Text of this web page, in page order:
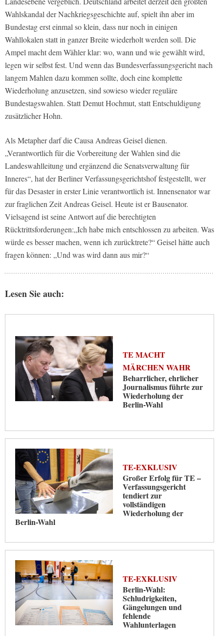
Wahlskandal der Nachkriegsgeschichte auf, spielt ihn aber im
Bundestag erst einmal so klein, dass nur noch in einigen
Wahllokalen statt in ganzer Breite wiederholt werden soll. Die
Ampel macht dem Wähler klar: wo, wann und wie gewählt wird,
legen wir selbst fest. Und wenn das Bundesverfassungsgericht nach
langem Mahlen dazu kommen sollte, doch eine komplette
Wiederholung anzusetzen, sind sowieso wieder reguläre
Bundestagswahlen. Statt Demut Hochmut, statt Entschuldigung
zusätzlicher Hohn.
Als Metapher darf die Causa Andreas Geisel dienen.
„Verantwortlich für die Vorbereitung der Wahlen sind die
Landeswahlleitung und ergänzend die Senatsverwaltung für
Inneres“, hat der Berliner Verfassungsgerichtshof festgestellt, wer
für das Desaster in erster Linie verantwortlich ist. Innensenator war
zur fraglichen Zeit Andreas Geisel. Heute ist er Bausenator.
Vielsagend ist seine Antwort auf die berechtigten
Rücktrittsforderungen:„Ich habe mich entschlossen zu arbeiten. Was
würde es besser machen, wenn ich zurücktrete?“ Geisel hätte auch
fragen können: „Und was wird dann aus mir?“
Lesen Sie auch:
TE MACHT
MÄRCHEN WAHR
Beharrlicher, ehrlicher
Journalismus führte zur
Wiederholung der
Berlin-Wahl
TE-EXKLUSIV
Großer Erfolg für TE –
Verfassungsgericht
tendiert zur
vollständigen
Wiederholung der
Berlin-Wahl
TE-EXKLUSIV
Berlin-Wahl:
Schludrigkeiten,
Gängelungen und
fehlende
Wahlunterlagen